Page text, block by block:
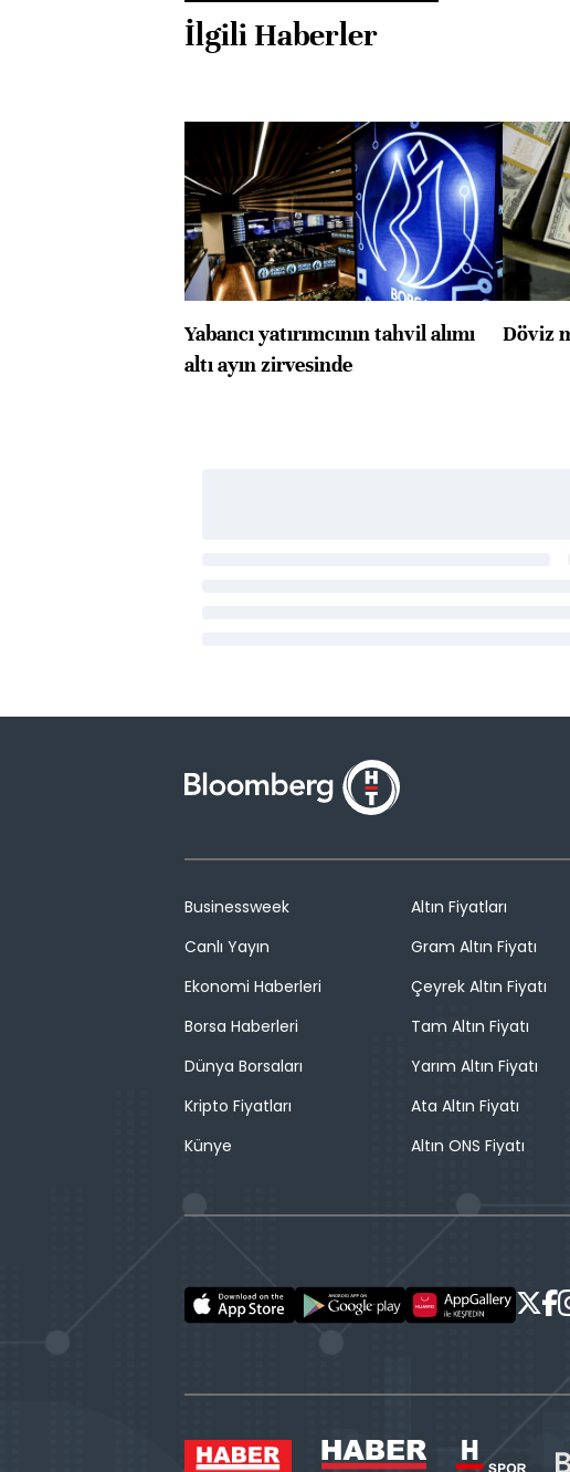
İlgili Haberler
Yabancı yatırımcının tahvil alımı
altı ayın zirvesinde
Döviz
Businessweek
Canlı Yayın
Ekonomi Haberleri
Borsa Haberleri
Dünya Borsaları
Kripto Fiyatları
Künye
Altın Fiyatları
Gram Altın Fiyatı
Çeyrek Altın Fiyatı
Tam Altın Fiyatı
Yarım Altın Fiyatı
Ata Altın Fiyatı
Altın ONS Fiyatı